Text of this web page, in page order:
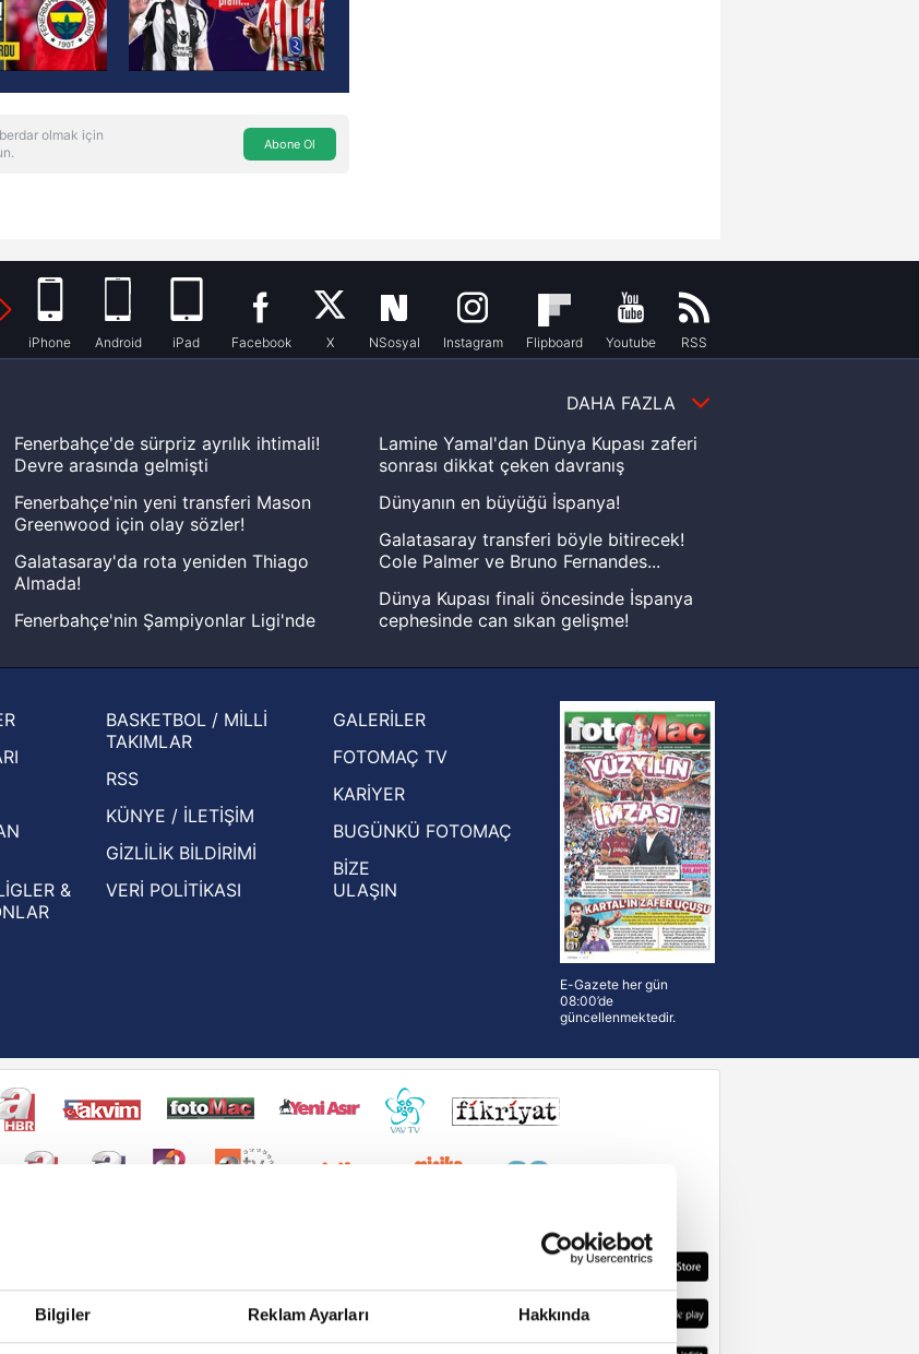
Bilgiler Reklam Ayarları Hakkında
olmak için
Abone Ol
iPhone Android iPad Facebook X NSosyal Instagram Flipboard Youtube RSS
DAHA FAZLA
Fenerbahçe'de sürpriz ayrılık ihtimali!
Devre arasında gelmişti
Fenerbahçe'nin yeni transferi Mason
Greenwood için olay sözler!
Galatasaray'da rota yeniden Thiago
Almada!
Fenerbahçe'nin Şampiyonlar Ligi'nde
Zabrze'yi elerlerse...
basından gündem olan manşetler!
Beşiktaş'ın UEFA Avrupa Ligi'nde 3. Ön
Eleme Turu muhtemel rakipleri belli oldu!
Lamine Yamal'dan Dünya Kupası zaferi
sonrası dikkat çeken davranış
Dünyanın en büyüğü İspanya!
Galatasaray transferi böyle bitirecek!
Cole Palmer ve Bruno Fernandes...
Dünya Kupası finali öncesinde İspanya
cephesinde can sıkan gelişme!
Hernan Crespo, Meksika Ligi
ekiplerinden Atlas'ın yeni teknik direktörü
oldu
&
BASKETBOL / MİLLİ
TAKIMLAR
RSS
KÜNYE / İLETİŞİM
GİZLİLİK BİLDİRİMİ
VERİ POLİTİKASI
GALERİLER
FOTOMAÇ TV
KARİYER
BUGÜNKÜ FOTOMAÇ
BİZE
ULAŞIN
E-Gazete her gün
08:00’de
güncellenmektedir.